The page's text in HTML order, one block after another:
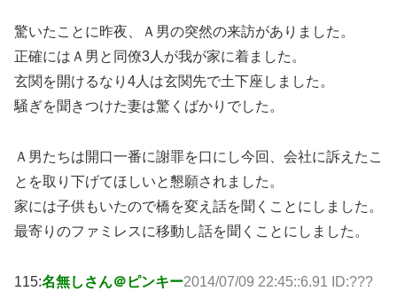
驚いたことに昨夜、Ａ男の突然の来訪がありました。
正確にはＡ男と同僚3人が我が家に着ました。
玄関を開けるなり4人は玄関先で土下座しました。
騒ぎを聞きつけた妻は驚くばかりでした。
Ａ男たちは開口一番に謝罪を口にし今回、会社に訴えたこ
とを取り下げてほしいと懇願されました。
家には子供もいたので橋を変え話を聞くことにしました。
最寄りのファミレスに移動し話を聞くことにしました。
115:名無しさん＠ピンキー2014/07/09 22:45::6.91 ID:???